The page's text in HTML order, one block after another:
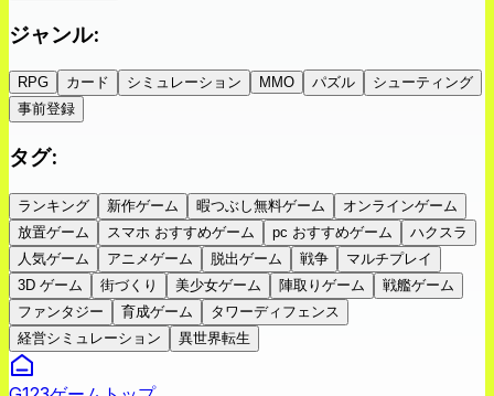
ジャンル:
RPG カード シミュレーション MMO パズル
シューティング
事前登録
タグ:
ランキング 新作ゲーム 暇つぶし無料ゲーム
オンラインゲーム
放置ゲーム
スマホ おすすめゲーム pc おすすめゲーム
ハクスラ
人気ゲーム
アニメゲーム 脱出ゲーム 戦争
マルチプレイ
3D ゲーム
街づくり 美少女ゲーム 陣取りゲーム
戦艦ゲーム
ファンタジー
育成ゲーム
タワーディフェンス
経営シミュレーション
異世界転生